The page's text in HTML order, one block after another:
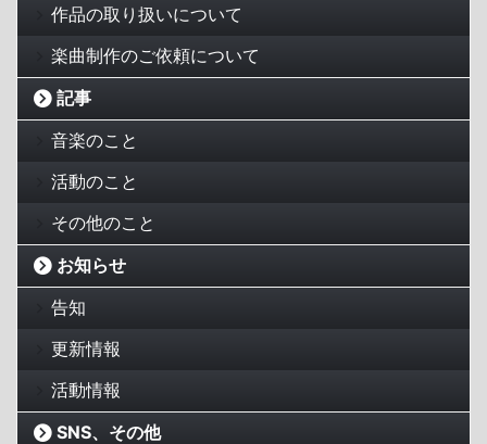
作品の取り扱いについて
楽曲制作のご依頼について
記事
音楽のこと
活動のこと
その他のこと
お知らせ
告知
更新情報
活動情報
SNS、その他